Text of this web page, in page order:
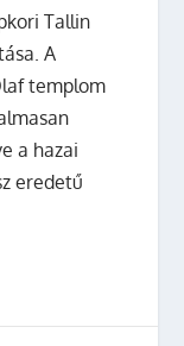
Tallin
A
templom
a hazai
eredetű